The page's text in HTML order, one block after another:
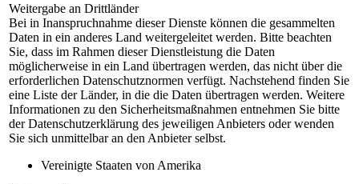
Weitergabe an Drittländer
Bei in Inanspruchnahme dieser Dienste können die gesammelten
Daten in ein anderes Land weitergeleitet werden. Bitte beachten
Sie, dass im Rahmen dieser Dienstleistung die Daten
möglicherweise in ein Land übertragen werden, das nicht über die
erforderlichen Datenschutznormen verfügt. Nachstehend finden Sie
eine Liste der Länder, in die die Daten übertragen werden. Weitere
Informationen zu den Sicherheitsmaßnahmen entnehmen Sie bitte
der Datenschutzerklärung des jeweiligen Anbieters oder wenden
Sie sich unmittelbar an den Anbieter selbst.
Vereinigte Staaten von Amerika